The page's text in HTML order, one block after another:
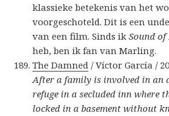
klassieke betekenis van het
voorgeschoteld. Dit is een
van een film. Sinds ikSound of
heb, ben ik fan van Marling.
The Damned / Víctor García /
After a family is involved in an
refuge in a secluded inn where
locked in a basement without